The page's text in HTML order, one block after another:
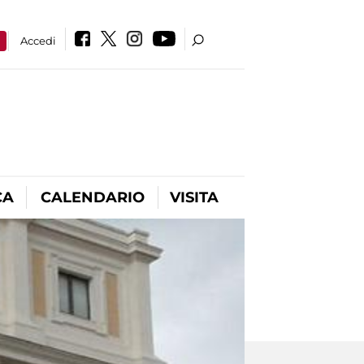
Accedi
CALENDARIO VISITA